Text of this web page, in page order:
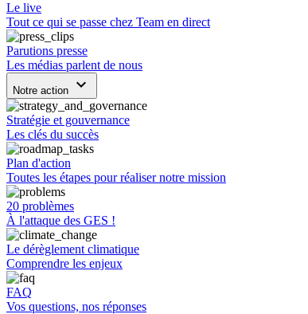
Le live
Tout ce qui se passe chez Team en direct
Parutions presse
Les médias parlent de nous
Notre action keyboard_arrow_down
Stratégie et gouvernance
Les clés du succès
Plan d'action
Toutes les étapes pour réaliser notre mission
20 problèmes
À l'attaque des GES !
Le dérèglement climatique
Comprendre les enjeux
FAQ
Vos questions, nos réponses